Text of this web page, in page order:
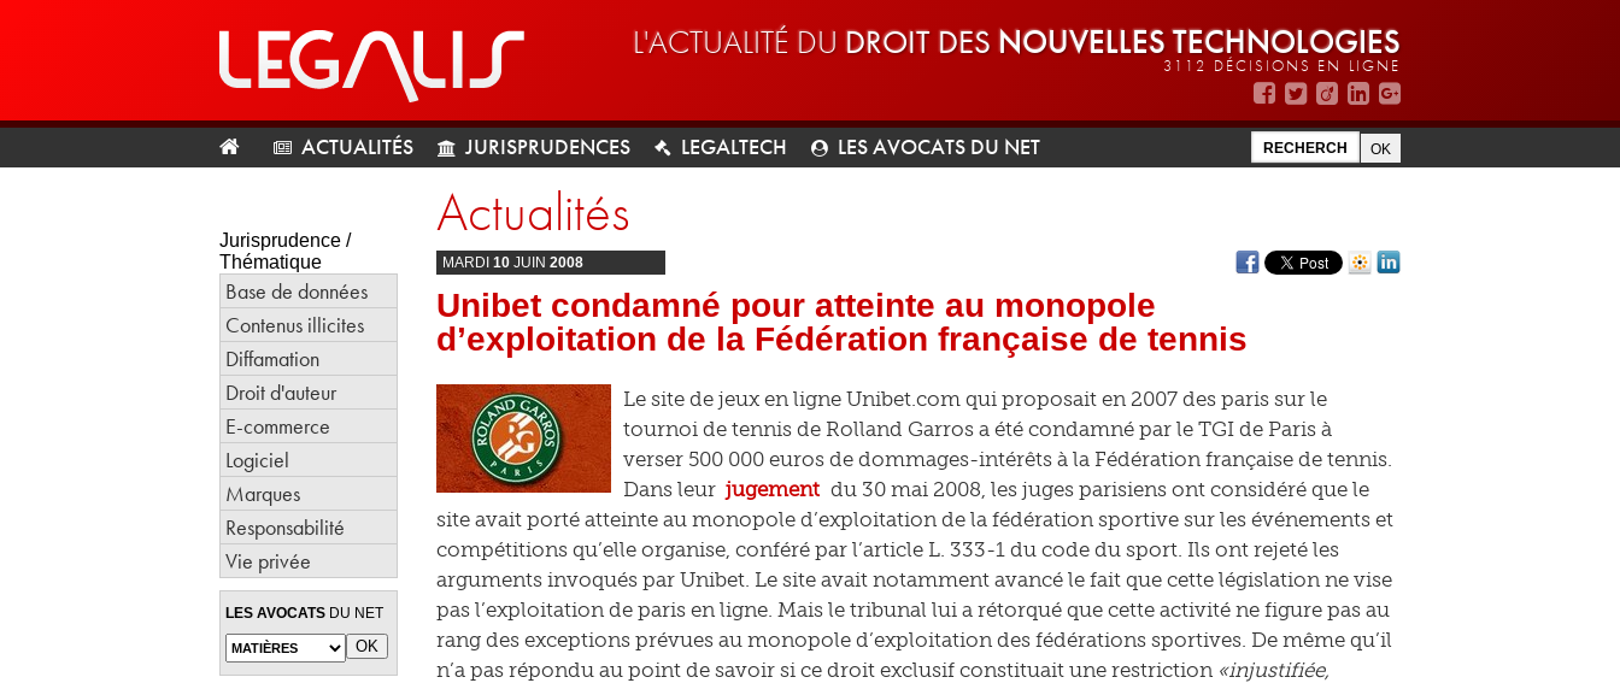
L'ACTUALITÉ DU DROIT DES NOUVELLES TECHNOLOGIES
3112 DÉCISIONS EN LIGNE
ACTUALITÉS JURISPRUDENCES LEGALTECH LES AVOCATS DU NET
Jurisprudence /
Thématique
Base de données
Contenus illicites
Diffamation
Droit d'auteur
E-commerce
Logiciel
Marques
Responsabilité
Vie privée
LES AVOCATS DU NET
Actualités
MARDI 10 JUIN 2008
Unibet condamné pour atteinte au monopole
d’exploitation de la Fédération française de tennis
Le site de jeux en ligne Unibet.com qui proposait en 2007 des paris sur le
tournoi de tennis de Rolland Garros a été condamné par le TGI de Paris à
verser 500 000 euros de dommages-intérêts à la Fédération française de tennis.
Dans leur jugement du 30 mai 2008, les juges parisiens ont considéré que le
site avait porté atteinte au monopole d’exploitation de la fédération sportive sur les événements et
compétitions qu’elle organise, conféré par l’article L. 333-1 du code du sport. Ils ont rejeté les
arguments invoqués par Unibet. Le site avait notamment avancé le fait que cette législation ne vise
pas l’exploitation de paris en ligne. Mais le tribunal lui a rétorqué que cette activité ne figure pas au
rang des exceptions prévues au monopole d’exploitation des fédérations sportives. De même qu’il
n’a pas répondu au point de savoir si ce droit exclusif constituait une restriction «injustifiée,